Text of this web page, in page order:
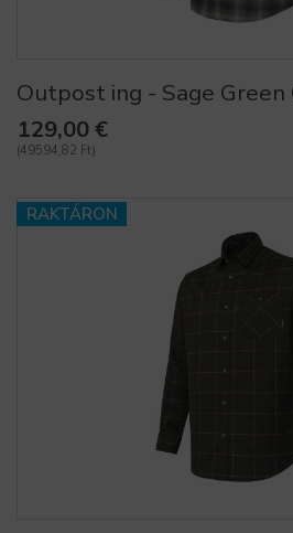
Outpost ing - Sage Green
129,00 €
(49594,82 Ft)
RAKTÁRON